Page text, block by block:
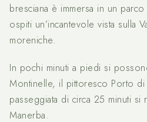
bresciana è immersa in un
ospiti un’incantevole vista sulla
moreniche.
In pochi minuti a piedi si
Montinelle, il pittoresco Porto
passeggiata di circa 25 minuti si
Manerba.